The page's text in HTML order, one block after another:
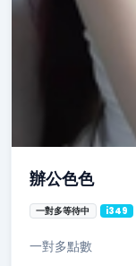
辦公色色
一對多等待中 i349
一對多點數